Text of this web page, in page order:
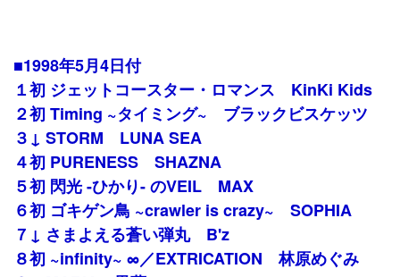
■1998年5月4日付
１初 ジェットコースター・ロマンス KinKi Kids
２初 Timing ~タイミング~ ブラックビスケッツ
３↓ STORM LUNA SEA
４初 PURENESS SHAZNA
５初 閃光 -ひかり- のVEIL MAX
６初 ゴキゲン鳥 ~crawler is crazy~ SOPHIA
７↓ さまよえる蒼い弾丸 B'z
８初 ~infinity~ ∞／EXTRICATION 林原めぐみ